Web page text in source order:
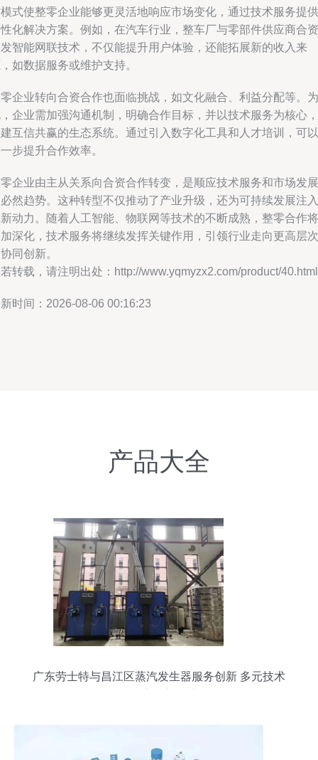
式使整零企业能够更灵活地响应市场变化，通过技术服务提供
化解决方案。例如，在汽车行业，整车厂与零部件供应商合资
智能网联技术，不仅能提升用户体验，还能拓展新的收入来
如数据服务或维护支持。
企业转向合资合作也面临挑战，如文化融合、利益分配等。为
企业需加强沟通机制，明确合作目标，并以技术服务为核心，
互信共赢的生态系统。通过引入数字化工具和人才培训，可以
步提升合作效率。
企业由主从关系向合资合作转变，是顺应技术服务和市场发展
然趋势。这种转型不仅推动了产业升级，还为可持续发展注入
动力。随着人工智能、物联网等技术的不断成熟，整零合作将
深化，技术服务将继续发挥关键作用，引领行业走向更高层次
同创新。
转载，请注明出处：http://www.yqmyzx2.com/product/40.html
时间：2026-08-06 00:16:23
产品大全
广东劳士特与昌江区蒸汽发生器服务创新 多元技术